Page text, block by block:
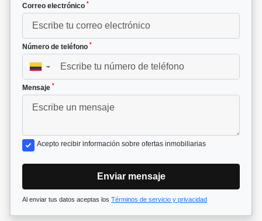
Correo electrónico *
Número de teléfono *
▼
Mensaje *
Acepto recibir información sobre ofertas inmobiliarias
Enviar mensaje
Al enviar tus datos aceptas los Términos de servicio y privacidad